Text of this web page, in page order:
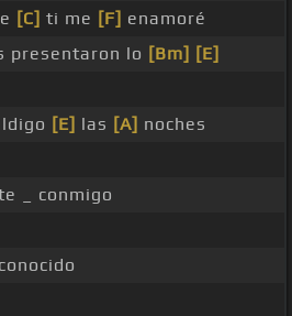
[C] ti me [F] enamoré
presentaron lo [Bm] [E]
[E] las [A] noches
_ conmigo
conocido